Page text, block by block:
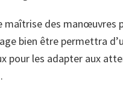
maîtrise des manœuvres
bien être permettra
pour les adapter aux